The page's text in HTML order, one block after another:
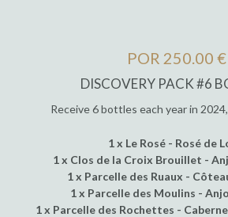
POR 250.00 €
DISCOVERY PACK #6
Receive 6 bottles each year in
1 x Le Rosé - Rosé de
1 x Clos de la Croix Brouillet -
1 x Parcelle des Ruaux -
1 x Parcelle des Moulins -
1 x Parcelle des Rochettes -